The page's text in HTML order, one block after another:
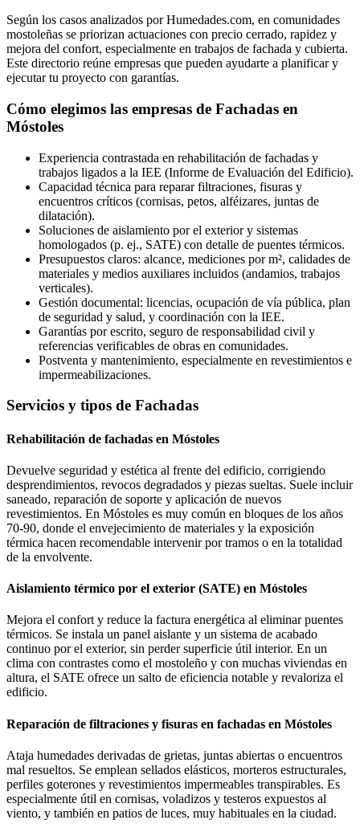
Según los casos analizados por Humedades.com, en comunidades
mostoleñas se priorizan actuaciones con precio cerrado, rapidez y
mejora del confort, especialmente en trabajos de fachada y cubierta.
Este directorio reúne empresas que pueden ayudarte a planificar y
ejecutar tu proyecto con garantías.
Cómo elegimos las empresas de Fachadas en
Móstoles
Experiencia contrastada en rehabilitación de fachadas y
trabajos ligados a la IEE (Informe de Evaluación del Edificio).
Capacidad técnica para reparar filtraciones, fisuras y
encuentros críticos (cornisas, petos, alféizares, juntas de
dilatación).
Soluciones de aislamiento por el exterior y sistemas
homologados (p. ej., SATE) con detalle de puentes térmicos.
Presupuestos claros: alcance, mediciones por m², calidades de
materiales y medios auxiliares incluidos (andamios, trabajos
verticales).
Gestión documental: licencias, ocupación de vía pública, plan
de seguridad y salud, y coordinación con la IEE.
Garantías por escrito, seguro de responsabilidad civil y
referencias verificables de obras en comunidades.
Postventa y mantenimiento, especialmente en revestimientos e
impermeabilizaciones.
Servicios y tipos de Fachadas
Rehabilitación de fachadas en Móstoles
Devuelve seguridad y estética al frente del edificio, corrigiendo
desprendimientos, revocos degradados y piezas sueltas. Suele incluir
saneado, reparación de soporte y aplicación de nuevos
revestimientos. En Móstoles es muy común en bloques de los años
70-90, donde el envejecimiento de materiales y la exposición
térmica hacen recomendable intervenir por tramos o en la totalidad
de la envolvente.
Aislamiento térmico por el exterior (SATE) en Móstoles
Mejora el confort y reduce la factura energética al eliminar puentes
térmicos. Se instala un panel aislante y un sistema de acabado
continuo por el exterior, sin perder superficie útil interior. En un
clima con contrastes como el mostoleño y con muchas viviendas en
altura, el SATE ofrece un salto de eficiencia notable y revaloriza el
edificio.
Reparación de filtraciones y fisuras en fachadas en Móstoles
Ataja humedades derivadas de grietas, juntas abiertas o encuentros
mal resueltos. Se emplean sellados elásticos, morteros estructurales,
perfiles goterones y revestimientos impermeables transpirables. Es
especialmente útil en cornisas, voladizos y testeros expuestos al
viento, y también en patios de luces, muy habituales en la ciudad.